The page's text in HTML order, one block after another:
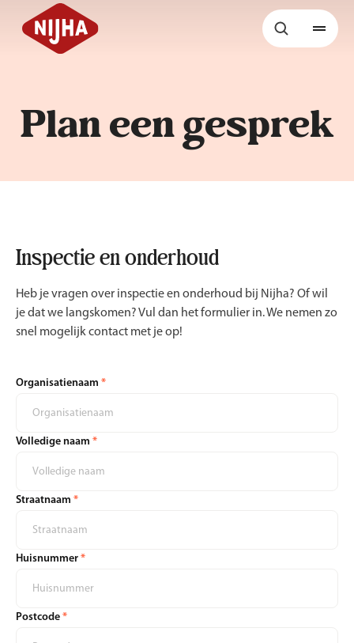
Plan een gesprek
Inspectie en onderhoud
Heb je vragen over inspectie en onderhoud bij Nijha? Of wil
je dat we langskomen? Vul dan het formulier in. We nemen zo
snel mogelijk contact met je op!
Organisatienaam *
Volledige naam *
Straatnaam *
Huisnummer *
Postcode *